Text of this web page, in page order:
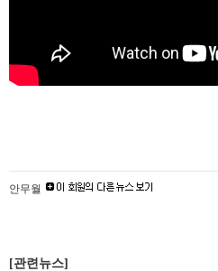
안무월
[관련뉴스]